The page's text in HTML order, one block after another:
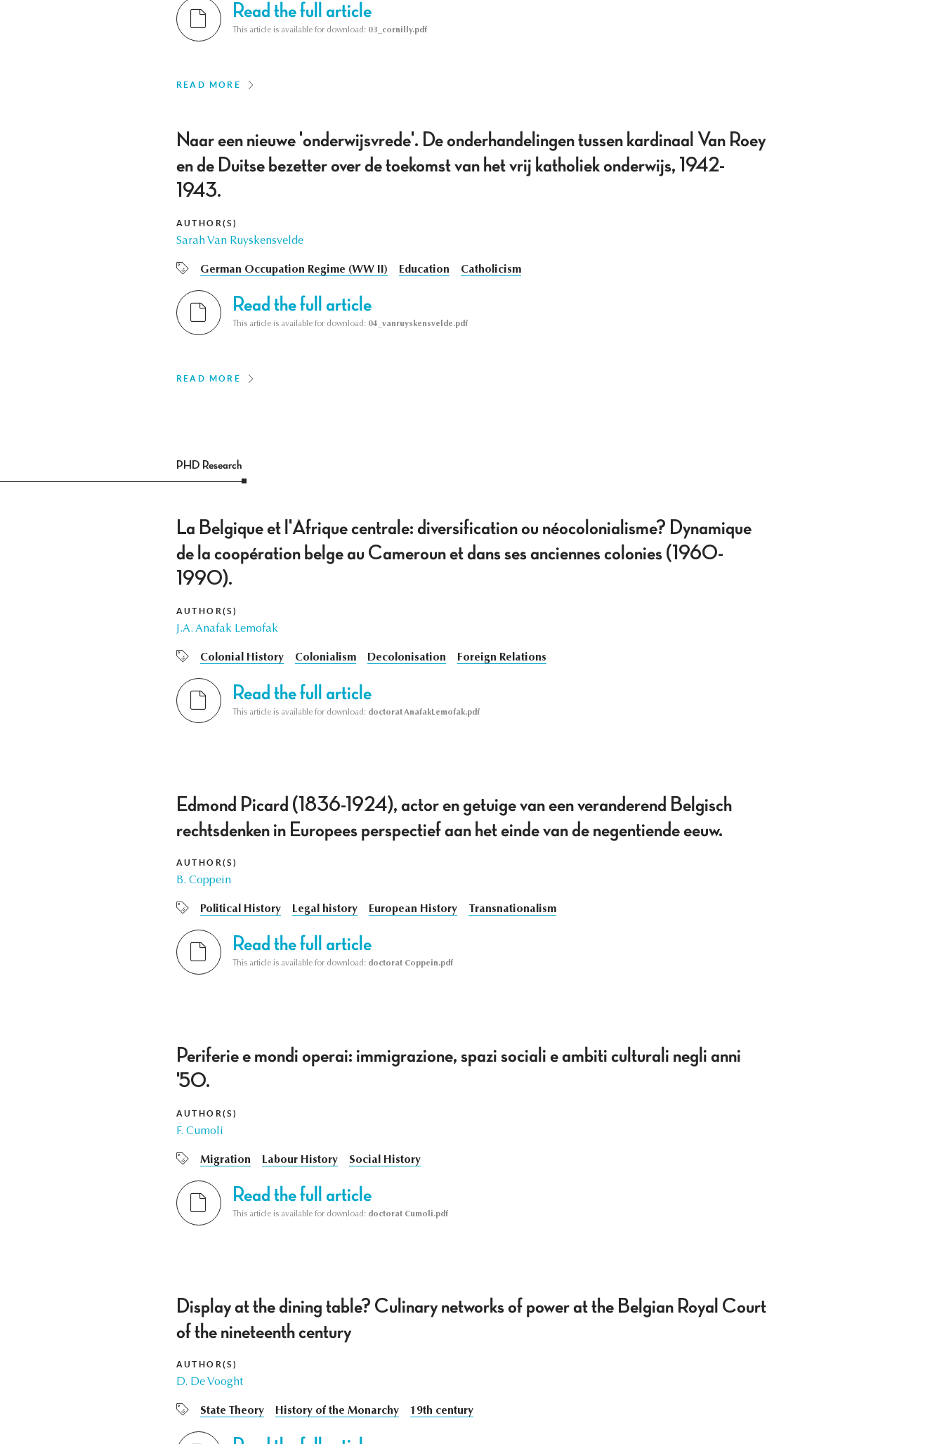
Read the full article
This article is available for download: 03_cornilly.pdf
READ MORE
Naar een nieuwe 'onderwijsvrede'. De onderhandelingen tussen kardinaal Van Roey
en de Duitse bezetter over de toekomst van het vrij katholiek onderwijs, 1942-
1943.
AUTHOR(S)
Sarah Van Ruyskensvelde
German Occupation Regime (WW II) Education Catholicism
Read the full article
This article is available for download: 04_vanruyskensvelde.pdf
READ MORE
PHD Research
La Belgique et l'Afrique centrale: diversification ou néocolonialisme? Dynamique
de la coopération belge au Cameroun et dans ses anciennes colonies (1960-
1990).
AUTHOR(S)
J.A. Anafak Lemofak
Colonial History Colonialism Decolonisation Foreign Relations
Read the full article
This article is available for download: doctorat AnafakLemofak.pdf
Edmond Picard (1836-1924), actor en getuige van een veranderend Belgisch
rechtsdenken in Europees perspectief aan het einde van de negentiende eeuw.
AUTHOR(S)
B. Coppein
Political History Legal history European History Transnationalism
Read the full article
This article is available for download: doctorat Coppein.pdf
Periferie e mondi operai: immigrazione, spazi sociali e ambiti culturali negli anni
'50.
AUTHOR(S)
F. Cumoli
Migration Labour History Social History
Read the full article
This article is available for download: doctorat Cumoli.pdf
Display at the dining table? Culinary networks of power at the Belgian Royal Court
of the nineteenth century
AUTHOR(S)
D. De Vooght
State Theory History of the Monarchy 19th century